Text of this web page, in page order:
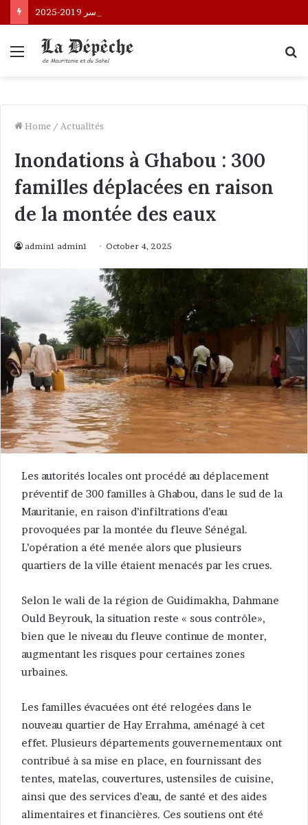
Menu
Home / Actualités
Inondations à Ghabou : 300
familles déplacées en raison
de la montée des eaux
admin1 admin1 October 4, 2025
Les autorités locales ont procédé au déplacement
préventif de 300 familles à Ghabou, dans le sud de la
Mauritanie, en raison d’infiltrations d’eau
provoquées par la montée du fleuve Sénégal.
L’opération a été menée alors que plusieurs
quartiers de la ville étaient menacés par les crues.
Selon le wali de la région de Guidimakha, Dahmane
Ould Beyrouk, la situation reste « sous contrôle»,
bien que le niveau du fleuve continue de monter,
augmentant les risques pour certaines zones
urbaines.
Les familles évacuées ont été relogées dans le
nouveau quartier de Hay Errahma, aménagé à cet
effet. Plusieurs départements gouvernementaux ont
contribué à sa mise en place, en fournissant des
tentes, matelas, couvertures, ustensiles de cuisine,
ainsi que des services d’eau, de santé et des aides
alimentaires et financières. Ces soutiens ont été